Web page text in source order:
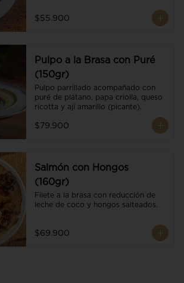
$55.900
Pulpo a la Brasa con Puré
(150gr)
Pulpo parrillado acompañado con
puré de plátano, papa criolla, queso
ricotta y ají amarillo (picante).
$79.900
Salmón con Hongos
(160gr)
Filete a la brasa con reducción de
leche de coco y hongos salteados.
$69.900